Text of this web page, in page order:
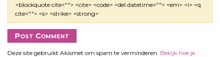
<blockquote cite=""> <cite> <code> <del datetime=""> <em> <i> <q
cite=""> <s> <strike> <strong>
Deze site gebruikt Akismet om spam te verminderen. Bekijk hoe je